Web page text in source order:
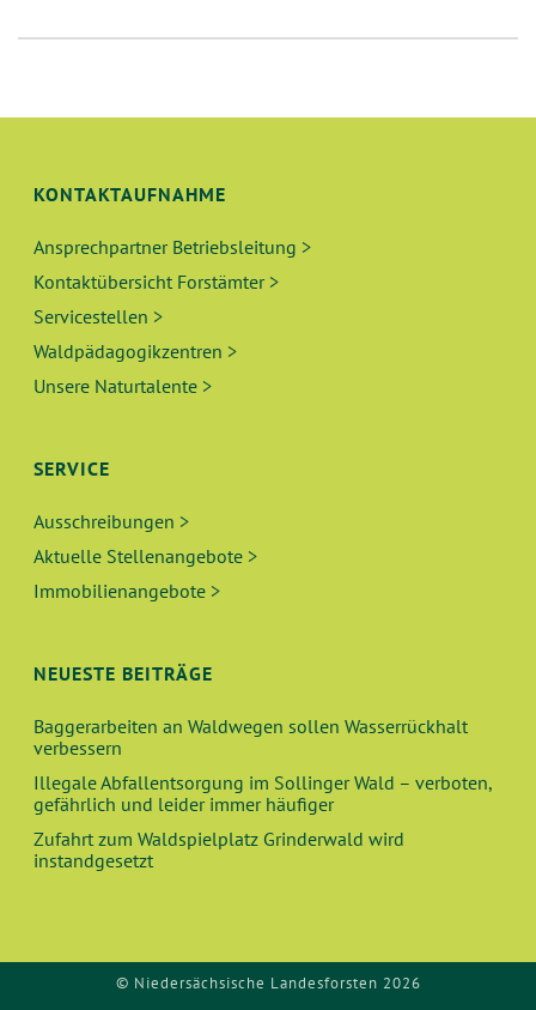
KONTAKTAUFNAHME
Ansprechpartner Betriebsleitung >
Kontaktübersicht Forstämter >
Servicestellen >
Waldpädagogikzentren >
Unsere Naturtalente >
SERVICE
Ausschreibungen >
Aktuelle Stellenangebote >
Immobilienangebote >
NEUESTE BEITRÄGE
Baggerarbeiten an Waldwegen sollen Wasserrückhalt
verbessern
Illegale Abfallentsorgung im Sollinger Wald – verboten,
gefährlich und leider immer häufiger
Zufahrt zum Waldspielplatz Grinderwald wird
instandgesetzt
© Niedersächsische Landesforsten 2026